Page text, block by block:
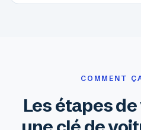
COMMENT
Les étapes